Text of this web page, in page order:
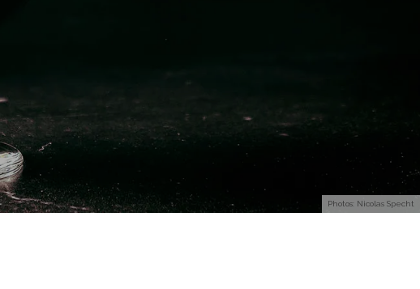
Photos: Nicolas Specht